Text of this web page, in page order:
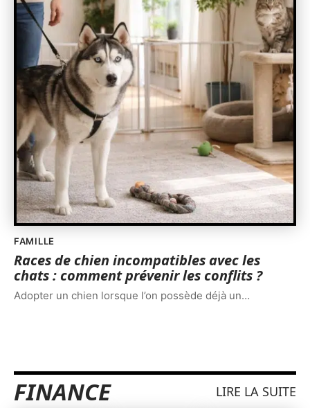
FAMILLE
Races de chien incompatibles avec les
chats : comment prévenir les conflits ?
Adopter un chien lorsque l’on possède déjà un…
FINANCE LIRE LA SUITE